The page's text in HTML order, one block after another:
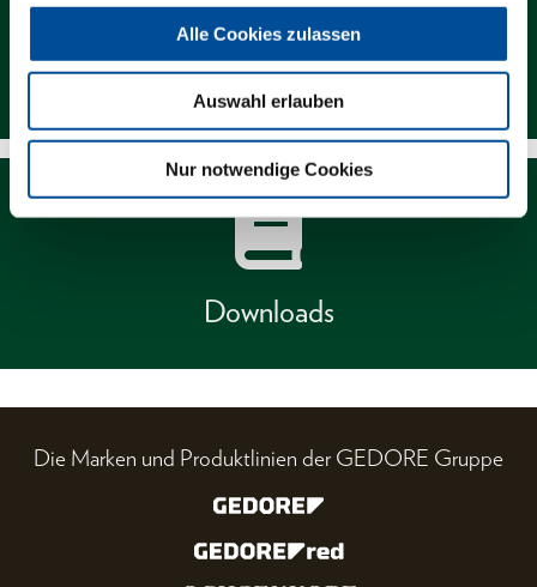
Alle Cookies zulassen
Auswahl erlauben
Nur notwendige Cookies
Händlersuche
Downloads
Die Marken und Produktlinien der GEDORE Gruppe